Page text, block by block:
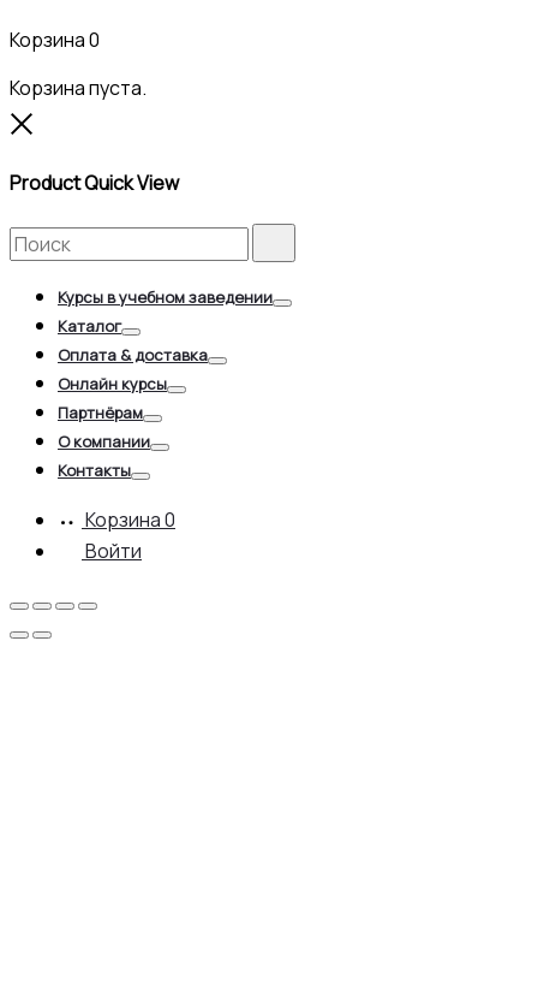
Корзина0
Корзина пуста.
Product Quick View
Search
for:
Курсы в учебном заведении
Каталог
Toggle
Оплата & доставка
Онлайн курсы
Партнёрам
О компании
Контакты
Корзина0
Войти